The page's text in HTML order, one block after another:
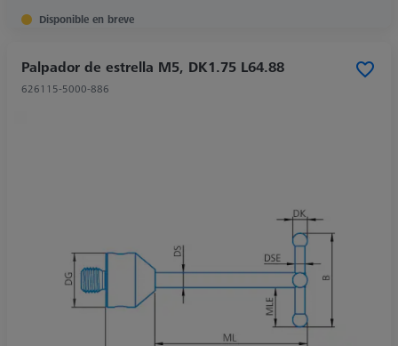
Disponible en breve
Palpador de estrella M5, DK1.75 L64.88
626115-5000-886